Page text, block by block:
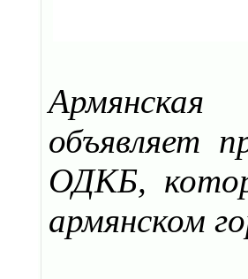
объявляет
ОДКБ,
армянском